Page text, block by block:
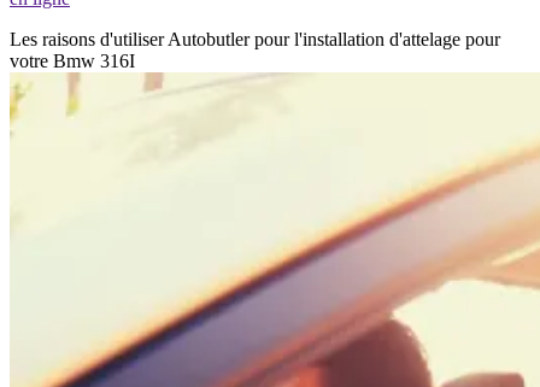
Les raisons d'utiliser Autobutler pour l'installation d'attelage pour
votre Bmw 316I